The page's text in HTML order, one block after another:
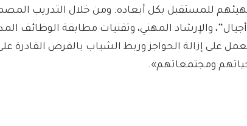
للمستقبل بكل أبعاده. ومن خلال التدريب
والإرشاد المهني، وتقنيات مطابقة الوظائف
على إزالة الحواجز وربط الشباب بالفرص القادرة
ومجتمعاتهم».